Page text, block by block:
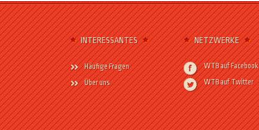
INTERESSANTES
Häufige Fragen
Über uns
NETZWERKE
WTB auf Facebook
WTB auf Twitter